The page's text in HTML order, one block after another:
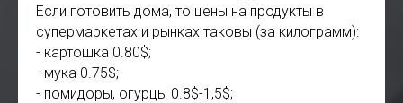
Если готовить дома, то цены на продукты в
супермаркетах и рынках таковы (за килограмм):
- картошка 0.80$;
- мука 0.75$;
- помидоры, огурцы 0.8$-1,5$;